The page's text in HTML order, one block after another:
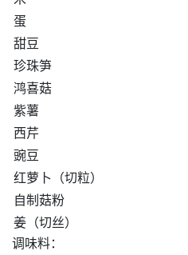
蛋
甜豆
珍珠笋
鸿喜菇
紫薯
西芹
豌豆
红萝卜（切粒）
自制菇粉
姜（切丝）
调味料：